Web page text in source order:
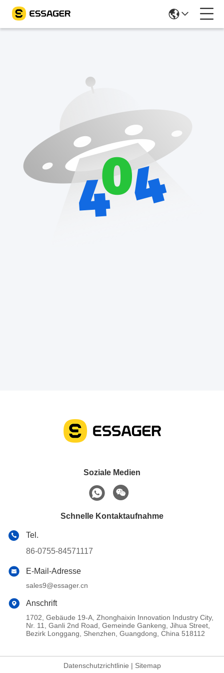
Soziale Medien
Schnelle Kontaktaufnahme
Tel.
86-0755-84571117
E-Mail-Adresse
sales9@essager.cn
Anschrift
1702, Gebäude 19-A, Zhonghaixin Innovation Industry City,
Nr. 11, Ganli 2nd Road, Gemeinde Gankeng, Jihua Street,
Bezirk Longgang, Shenzhen, Guangdong, China 518112
Datenschutzrichtlinie | Sitemap